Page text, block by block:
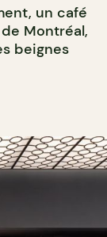
un café
Montréal,
beignes